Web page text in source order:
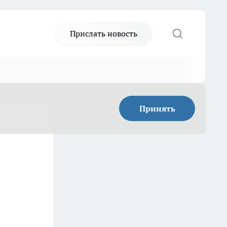
Прислать новость
Принять